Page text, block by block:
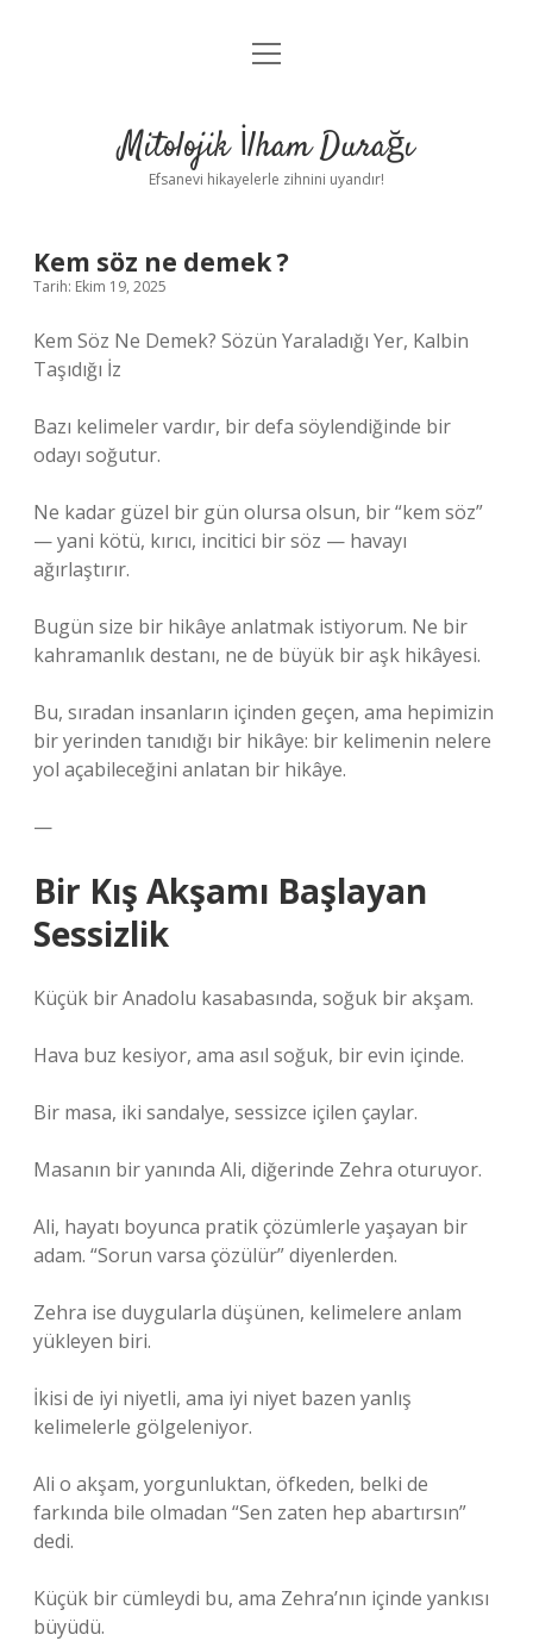
Anasayfa
Yasal Uyarı
menüyü
Mitolojik İlham Durağı
Efsanevi hikayelerle zihnini uyandır!
Kem söz ne demek ?
Tarih: Ekim 19, 2025
Kem Söz Ne Demek? Sözün Yaraladığı Yer, Kalbin
Taşıdığı İz
Bazı kelimeler vardır, bir defa söylendiğinde bir
odayı soğutur.
Ne kadar güzel bir gün olursa olsun, bir “kem söz”
— yani kötü, kırıcı, incitici bir söz — havayı
ağırlaştırır.
Bugün size bir hikâye anlatmak istiyorum. Ne bir
kahramanlık destanı, ne de büyük bir aşk hikâyesi.
Bu, sıradan insanların içinden geçen, ama hepimizin
bir yerinden tanıdığı bir hikâye: bir kelimenin nelere
yol açabileceğini anlatan bir hikâye.
—
Bir Kış Akşamı Başlayan
Sessizlik
Küçük bir Anadolu kasabasında, soğuk bir akşam.
Hava buz kesiyor, ama asıl soğuk, bir evin içinde.
Bir masa, iki sandalye, sessizce içilen çaylar.
Masanın bir yanında Ali, diğerinde Zehra oturuyor.
Ali, hayatı boyunca pratik çözümlerle yaşayan bir
adam. “Sorun varsa çözülür” diyenlerden.
Zehra ise duygularla düşünen, kelimelere anlam
yükleyen biri.
İkisi de iyi niyetli, ama iyi niyet bazen yanlış
kelimelerle gölgeleniyor.
Ali o akşam, yorgunluktan, öfkeden, belki de
farkında bile olmadan “Sen zaten hep abartırsın”
dedi.
Küçük bir cümleydi bu, ama Zehra’nın içinde yankısı
büyüdü.